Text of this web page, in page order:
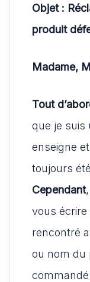
Objet :
produit
Madame,
Tout
que je suis
enseigne
toujours
Cependant
vous
rencontré
ou nom du